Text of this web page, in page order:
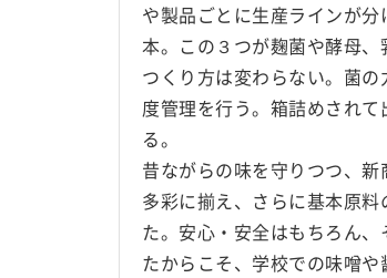
や製品ごとに生産ラインが
本。この３つが麹菌や酵母
つくり方は変わらない。菌
度管理を行う。箱詰めされ
る。
昔ながらの味を守りつつ、
多彩に揃え、さらに基本原
た。安心・安全はもちろん
たからこそ、学校での味噌